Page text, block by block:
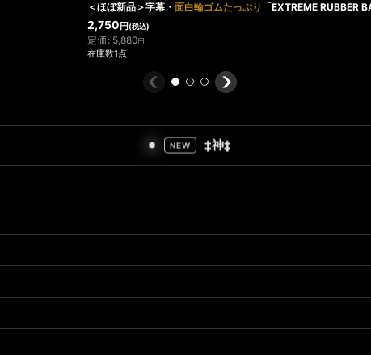
＜ほぼ新品＞字幕・ 面白輪ゴムたっぷり 「EXTREME RUBBER
2,750 円(税込)
定価 : 5,880円
在庫数1点
NEW ‡神‡